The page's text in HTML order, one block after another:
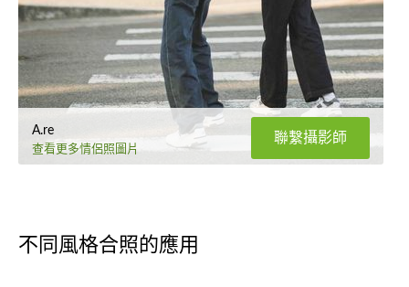
A.re
查看更多情侶照圖片
聯繫攝影師
不同風格合照的應用